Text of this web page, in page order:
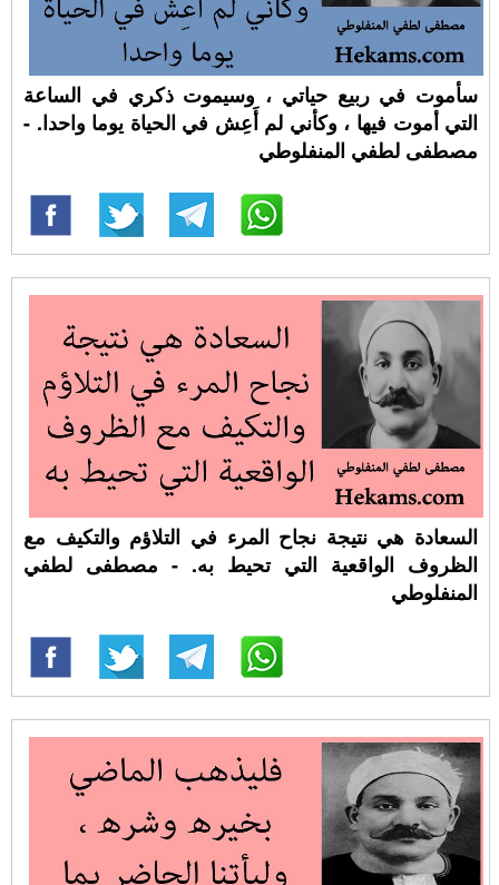
سأموت في ربيع حياتي ، وسيموت ذكري في الساعة
التي أموت فيها ، وكأني لم أَعِش في الحياة يوما واحدا. -
مصطفى لطفي المنفلوطي
السعادة هي نتيجة نجاح المرء في التلاؤم والتكيف مع
الظروف الواقعية التي تحيط به. - مصطفى لطفي
المنفلوطي